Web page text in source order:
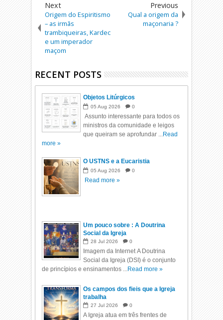
Next
Origem do Espiritismo
– as irmãs
trambiqueiras, Kardec
e um imperador
maçom
Previous
Qual a origem da
maçonaria ?
RECENT POSTS
Objetos Litúrgicos
05 Aug 2026 0
Assunto interessante para todos os
ministros da comunidade e leigos
que queiram se aprofundar ...Read
more »
O USTNS e a Eucaristia
05 Aug 2026 0
Read more »
Um pouco sobre : A Doutrina
Social da Igreja
28 Jul 2026 0
Imagem da Internet A Doutrina
Social da Igreja (DSI) é o conjunto
de princípios e ensinamentos ...Read more »
Os campos dos fieis que a Igreja
trabalha
27 Jul 2026 0
A Igreja atua em três frentes de